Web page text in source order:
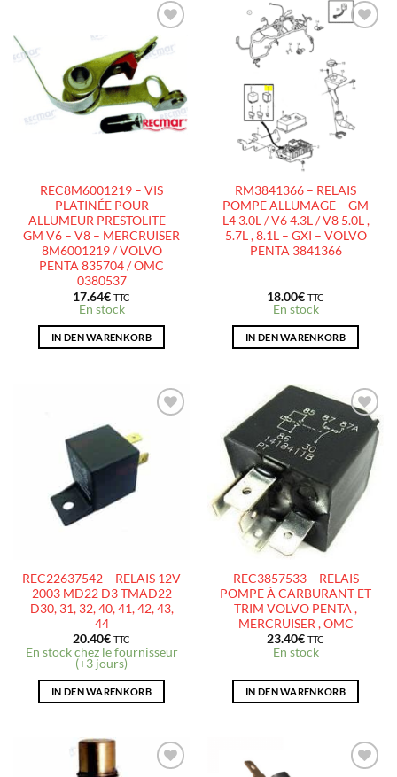
AJOUTER
À LA
LISTE
D’ENVIES
REC8M6001219 – VIS
PLATINÉE POUR
ALLUMEUR PRESTOLITE –
GM V6 – V8 – MERCRUISER
8M6001219 / VOLVO
PENTA 835704 / OMC
0380537
17.64€ TTC
En stock
IN DEN WARENKORB
À LA
LISTE
D’ENVIES
RM3841366 – RELAIS
POMPE ALLUMAGE – GM
L4 3.0L / V6 4.3L / V8 5.0L ,
5.7L , 8.1L – GXI – VOLVO
PENTA 3841366
18.00€ TTC
En stock
IN DEN WARENKORB
AJOUTER
À LA
LISTE
D’ENVIES
REC22637542 – RELAIS 12V
2003 MD22 D3 TMAD22
D30, 31, 32, 40, 41, 42, 43,
44
20.40€ TTC
En stock chez le fournisseur
(+3 jours)
IN DEN WARENKORB
AJOUTER
LISTE
D’ENVIES
REC3857533 – RELAIS
POMPE À CARBURANT ET
TRIM VOLVO PENTA ,
MERCRUISER , OMC
23.40€ TTC
En stock
IN DEN WARENKORB